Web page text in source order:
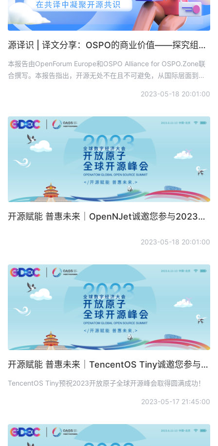
源译识 | 译文分享：OSPO的商业价值——探究组织创建、维护和发展开源办公室（OSPO）的动机
本报告由OpenForum Europe和OSPO Alliance for OSPO.Zone联
合撰写。本报告指出，开源无处不在且不可避免，从国际层面到地
政府信息部门选择开源项目办公室（OSPO）并将其作为实现政治
2023-05-18 20:01:00
开源赋能 普惠未来｜OpenNJet诚邀您参与2023开放原子全球开源峰会
2023-05-18 20:01:00
开源赋能 普惠未来｜TencentOS Tiny诚邀您参与2023开放原子全球开源峰会
TencentOS Tiny预祝2023开放原子全球开源峰会取得圆满成功！
2023-05-17 21:45:00